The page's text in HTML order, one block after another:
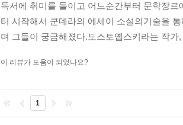
독서에 취미를 들이고 어느순간부터 문학장
터 시작해서 쿤데라의 에세이 소설의기술을
며 그들이 궁금해졌다.도스토옙스키라는 작
이 리뷰가 도움이 되었나요?
1